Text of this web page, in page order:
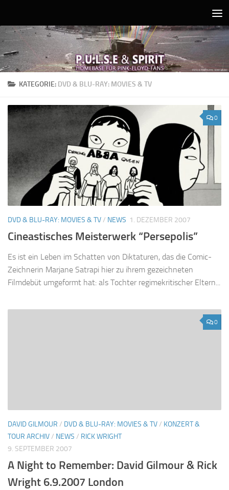
KATEGORIE: DVD & BLU-RAY: MOVIES & TV
0
DVD & BLU-RAY: MOVIES & TV/ NEWS 1. DEZEMBER 2007
Cineastisches Meisterwerk “Persepolis”
Es ist ein Leben im Schatten von Diktaturen, das die Comic-
Zeichnerin Marjane Satrapi hier zu ihrem gezeichneten
Filmdebüt umgeformt hat: als Tochter regimekritischer Eltern...
0
DAVID GILMOUR / DVD & BLU-RAY: MOVIES & TV/ KONZERT &
TOUR ARCHIV/ NEWS / RICK WRIGHT
9. SEPTEMBER 2007
A Night to Remember: David Gilmour & Rick
Wright 6.9.2007 London